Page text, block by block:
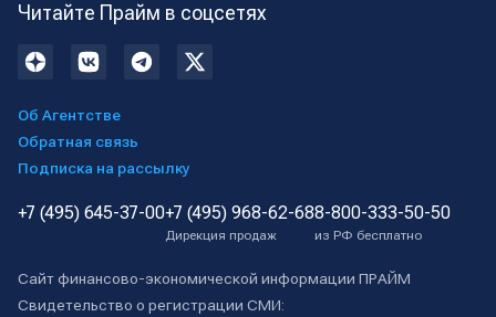
Читайте Прайм в соцсетях
Об Агентстве
Обратная связь
Подписка на рассылку
+7 (495) 645-37-00+7 (495) 968-62-68
Дирекция продаж
8-800-333-50-50
из РФ бесплатно
Сайт финансово-экономической информации ПРАЙМ
Свидетельство о регистрации СМИ: